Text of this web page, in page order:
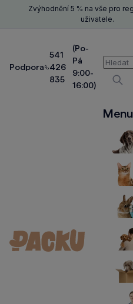
Zvýhodnění 5 % na vše pro
uživatele.
Podpora
541
426
835
(Po-
Pá
9:00-
16:00)
Menu